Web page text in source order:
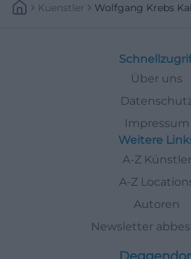
Kuenstler Wolfgang Krebs
Über uns
Impressum
Weitere
A-Z Künstler
A-Z
Autoren
Newsletter